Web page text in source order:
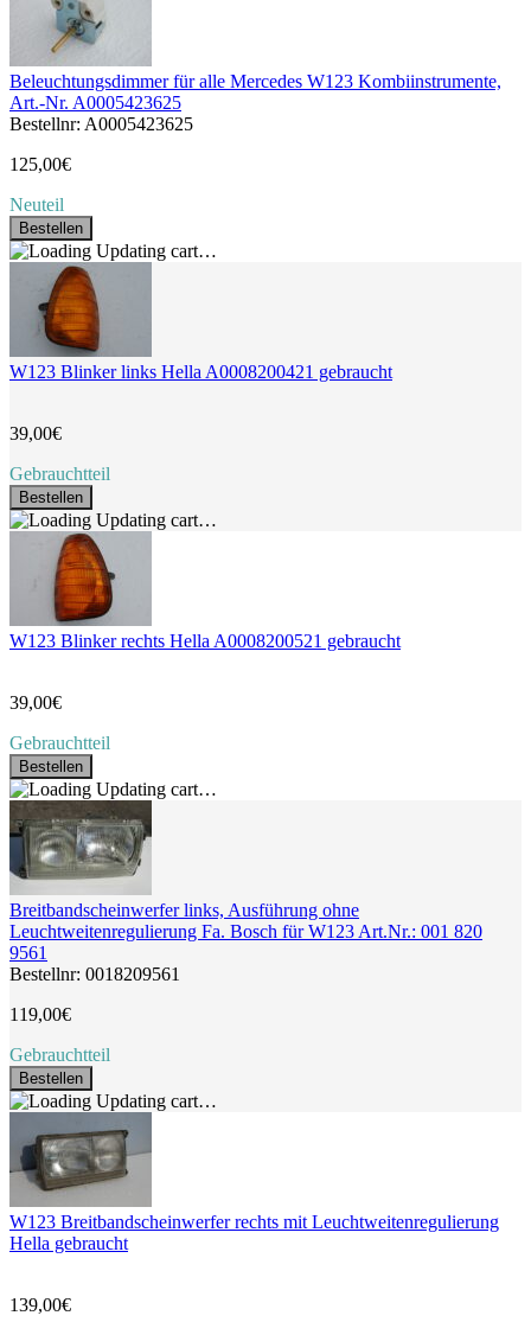
Beleuchtungsdimmer für alle Mercedes W123 Kombiinstrumente,
Art.-Nr. A0005423625
Bestellnr: A0005423625
125,00€
Neuteil
Bestellen
Updating cart…
W123 Blinker links Hella A0008200421 gebraucht
39,00€
Gebrauchtteil
Bestellen
Updating cart…
W123 Blinker rechts Hella A0008200521 gebraucht
39,00€
Gebrauchtteil
Bestellen
Updating cart…
Breitbandscheinwerfer links, Ausführung ohne
Leuchtweitenregulierung Fa. Bosch für W123 Art.Nr.: 001 820
9561
Bestellnr: 0018209561
119,00€
Gebrauchtteil
Bestellen
Updating cart…
W123 Breitbandscheinwerfer rechts mit Leuchtweitenregulierung
Hella gebraucht
139,00€